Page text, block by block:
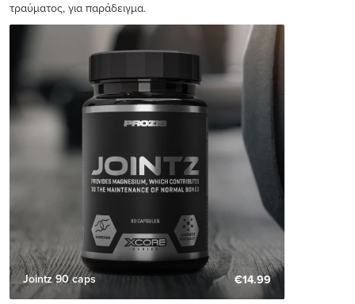
τραύματος, για παράδειγμα.
Jointz 90 caps €14.99